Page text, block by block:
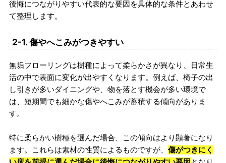
後悔につながりやすい代表的な要因を具体的な条件とあわせ
て整理します。
2-1. 傷やへこみがつきやすい
無垢フローリングは樹種によって柔らかさが異なり、日常生
活の中で表面に変化が出やすくなります。例えば、椅子の出
し引きが多いダイニングや、物を落とす機会が多い環境で
は、短期間でも細かな傷やへこみが蓄積する傾向がありま
す。
特に柔らかい樹種を選んだ場合、この傾向はより顕著になり
ます。これらは素材の性質によるものですが、 傷がつきにく